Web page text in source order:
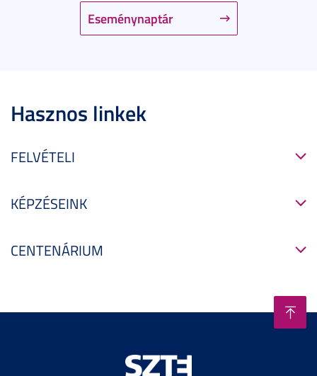
Eseménynaptár
Hasznos linkek
FELVÉTELI
KÉPZÉSEINK
CENTENÁRIUM